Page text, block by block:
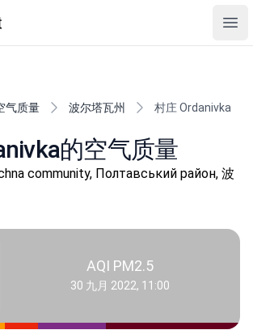
气质量 波尔塔瓦州 村庄 Ordanivka
的空气质量
community, Полтавський район, 波
AQI PM2.5
30 九月 2022, 11:00